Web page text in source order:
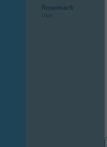
Rosomack
User